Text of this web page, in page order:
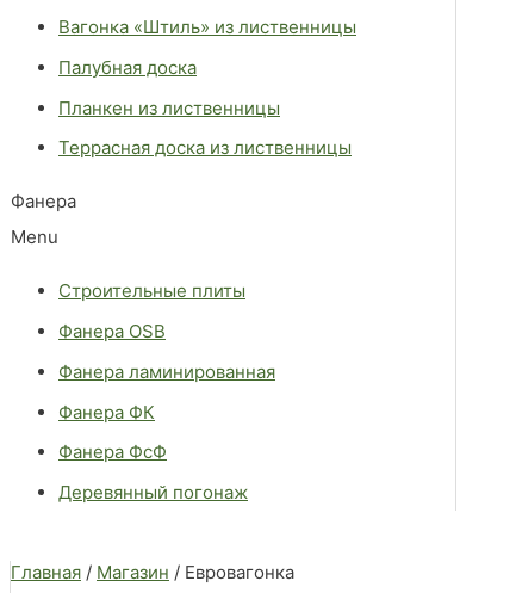
Вагонка «Штиль» из лиственницы
Палубная доска
Планкен из лиственницы
Террасная доска из лиственницы
Фанера
Menu
Строительные плиты
Фанера OSB
Фанера ламинированная
Фанера ФК
Фанера ФсФ
Деревянный погонаж
Главная / Магазин / Евровагонка